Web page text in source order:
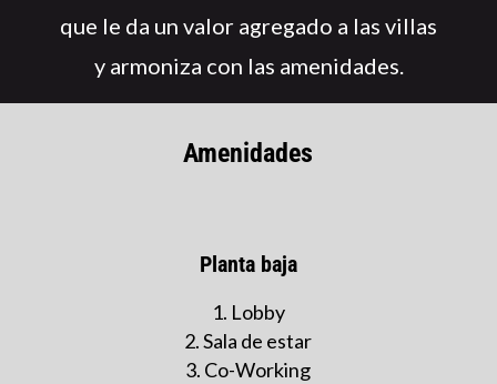
que le da un valor agregado a las villas
y armoniza con las amenidades.
Amenidades
Planta baja
Lobby
Sala de estar
Co-Working